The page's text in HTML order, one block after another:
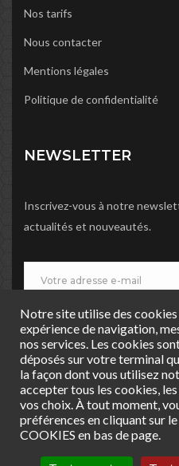
Notre site utilise des
expérience de navigation,
nos services. Les cookies
déposés sur votre terminal
la façon dont vous utilisez
accepter tous les cookies,
vos choix. À tout moment,
préférences en cliquant sur
COOKIES en bas de page.
Nos tarifs
Nous contacter
Mentions légales
Politique de confidentialité
NEWSLETTER
Inscrivez-vous à notre
actualités et nouveautés.
JE M'INSCRIS
Copyright © 2019